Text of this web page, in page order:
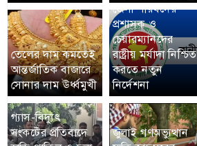
তেলের দাম কমতেই
আন্তর্জাতিক বাজারে
সোনার দাম ঊর্ধ্বমুখী
জেলা পরিষদের
প্রশাসক ও
চেয়ারম্যানদের
রাষ্ট্রীয় মর্যাদা নিশ্চিত
করতে নতুন
নির্দেশনা
গ্যাস-বিদ্যুৎ
সংকটের প্রতিবাদে
জুলাই গণঅভ্যুত্থান